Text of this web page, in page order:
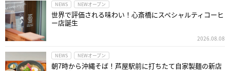
NEWS NEWオープン
世界で評価される味わい！心斎橋にスペシャルティコーヒ
ー店誕生
2026.08.08
NEWS NEWオープン
朝7時から沖縄そば！芦屋駅前に打ちたて自家製麺の新店